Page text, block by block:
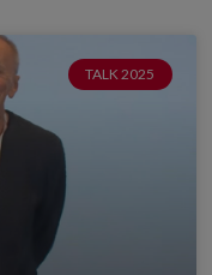
TALK 2025